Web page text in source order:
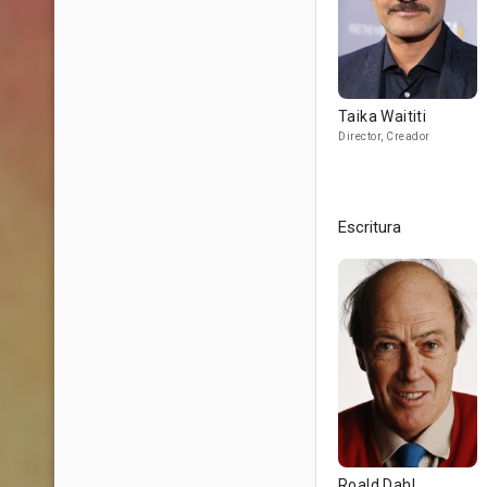
Taika Waititi
Director, Creador
Escritura